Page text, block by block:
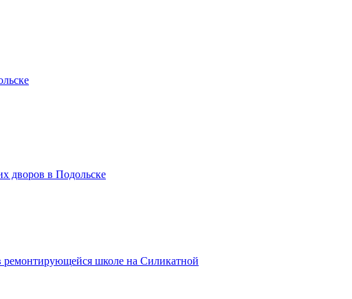
дворов в Подольске
школе на Силикатной